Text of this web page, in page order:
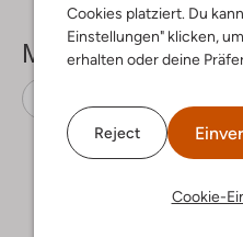
Cookies platziert. Du
Einstellungen" klicken,
erhalten oder deine
Reject
Cookie-
Mehr sehen